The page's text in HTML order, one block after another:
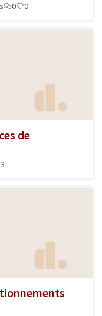
0 0
de
3